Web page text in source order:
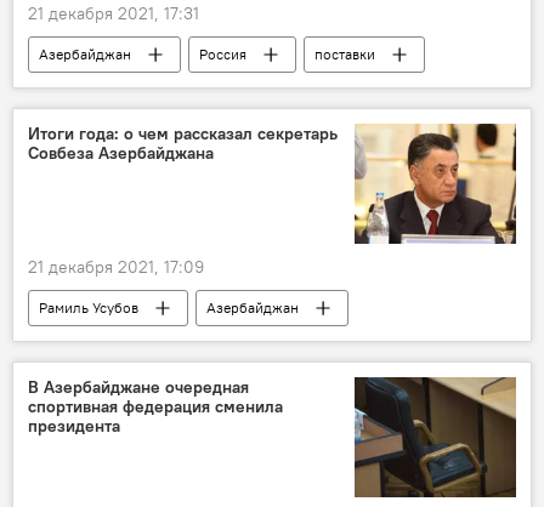
21 декабря 2021, 17:31
Азербайджан Россия
поставки
Автомобили
Итоги года: о чем рассказал секретарь
Совбеза Азербайджана
21 декабря 2021, 17:09
Рамиль Усубов
Азербайджан
Политика
Армения
Южный Кавказ
Регион
Итоги года
В Азербайджане очередная
спортивная федерация сменила
президента